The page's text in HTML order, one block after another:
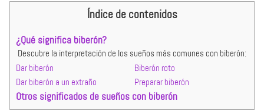
Índice de contenidos
¿Qué significa biberón?
Descubre la interpretación de los sueños más comunes con biberón:
Dar biberón
Biberón roto
Dar biberón a un extraño
Preparar biberón
Otros significados de sueños con biberón